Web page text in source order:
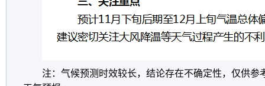
注：气候预测时效较长，结论存在不确定性，仅供参